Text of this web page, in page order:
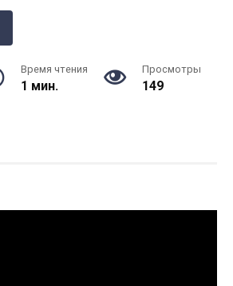
Время чтения
1 мин.
Просмотры
149